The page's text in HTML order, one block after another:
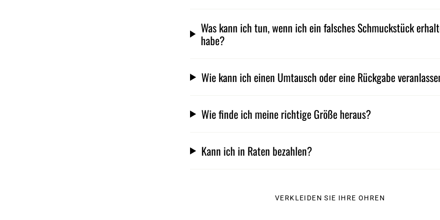
Was kann ich tun, wenn ich ein falsches Schmuckstück
habe?
Wie kann ich einen Umtausch oder eine Rückgabe
Wie finde ich meine richtige Größe heraus?
Kann ich in Raten bezahlen?
VERKLEIDEN SIE IHRE OHREN